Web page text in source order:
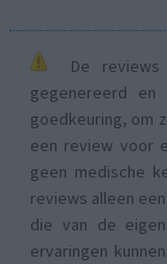
De
gegenereerd en
goedkeuring, om
een review voor
geen medische
reviews alleen
die van de
ervaringen